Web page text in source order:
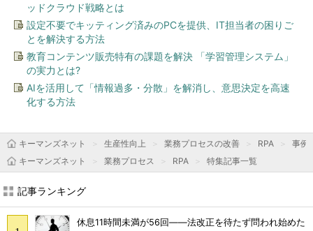
ッドクラウド戦略とは
設定不要でキッティング済みのPCを提供、IT担当者の困りご
とを解決する方法
教育コンテンツ販売特有の課題を解決 「学習管理システム」
の実力とは?
AIを活用して「情報過多・分散」を解消し、意思決定を高速
化する方法
キーマンズネット 生産性向上 業務プロセスの改善 RPA
事例
キーマンズネット
業務プロセス RPA 特集記事一覧
記事ランキング
休息11時間未満が56回――法改正を待たず問われ始めた